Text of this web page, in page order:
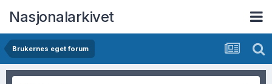
Nasjonalarkivet
Brukernes eget forum